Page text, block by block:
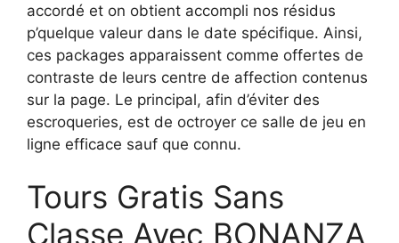
accordé et on obtient accompli nos résidus
p’quelque valeur dans le date spécifique. Ainsi,
ces packages apparaissent comme offertes de
contraste de leurs centre de affection contenus
sur la page. Le principal, afin d’éviter des
escroqueries, est de octroyer ce salle de jeu en
ligne efficace sauf que connu.
Tours Gratis Sans
Classe Avec BONANZA